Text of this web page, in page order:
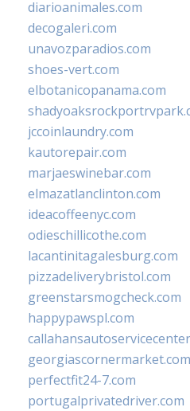
diarioanimales.com
decogaleri.com
unavozparadios.com
shoes-vert.com
elbotanicopanama.com
jccoinlaundry.com
kautorepair.com
marjaeswinebar.com
elmazatlanclinton.com
ideacoffeenyc.com
odieschillicothe.com
lacantinitagalesburg.com
pizzadeliverybristol.com
greenstarsmogcheck.com
happypawspl.com
georgiascornermarket.com
perfectfit24-7.com
portugalprivatedriver.com